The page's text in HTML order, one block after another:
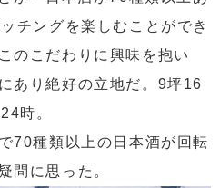
チングを楽しむことができ
のこだわりに興味を抱い
あり絶好の立地だ。9坪16
時。
70種類以上の日本酒が回転
問に思った。